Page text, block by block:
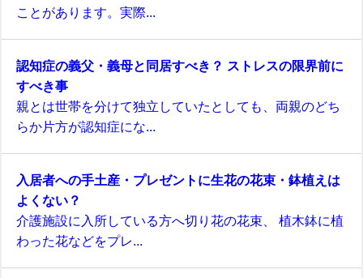
ことがあります。実際...
認知症の義父・義母と同居すべき？ ストレスの限界前に
すべき事
親とは世帯を分けて独立していたとしても、両親のどち
らか片方が認知症にな...
入居者への手土産・プレゼントに生花の花束・鉢植えは
よくない？
介護施設に入所している方へ切り花の花束、 植木鉢に植
わった花などをプレ...